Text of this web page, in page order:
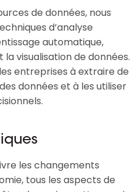
de données, nous
d’analyse
automatique,
visualisation de données.
entreprises à extraire de
données et à les utiliser
les changements
tous les aspects de